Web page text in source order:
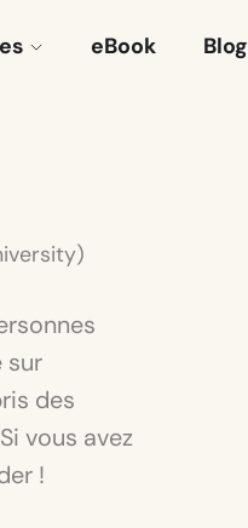
eBook Blog
sur
des
vous avez
!